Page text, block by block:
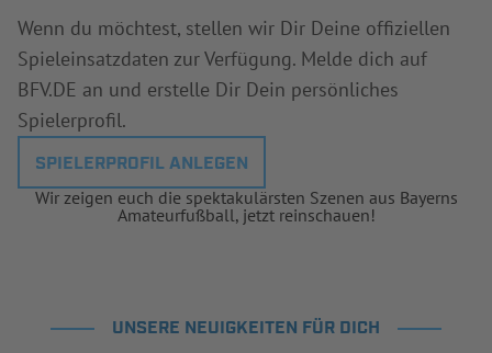
Wenn du möchtest, stellen wir Dir Deine offiziellen
Spieleinsatzdaten zur Verfügung. Melde dich auf
BFV.DE an und erstelle Dir Dein persönliches
Spielerprofil.
SPIELERPROFIL ANLEGEN
Wir zeigen euch die spektakulärsten Szenen aus Bayerns
Amateurfußball, jetzt reinschauen!
UNSERE NEUIGKEITEN FÜR DICH